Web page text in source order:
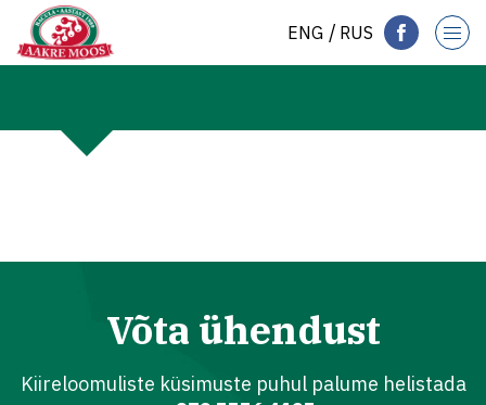
ENG RUS
Võta ühendust
Kiireloomuliste küsimuste puhul palume helistada